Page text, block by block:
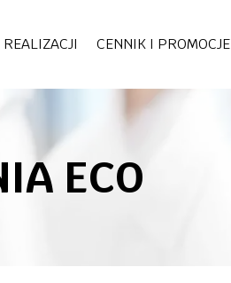
CENNIK I PROMOCJE
ECO